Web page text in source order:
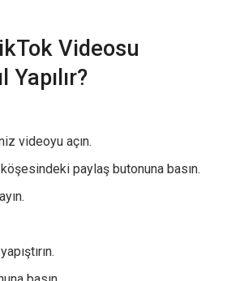
Videosu
Yapılır?
videoyu açın.
paylaş butonuna basın.